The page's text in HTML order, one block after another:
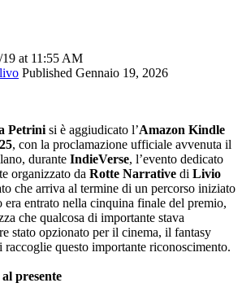
at 11:55 AM
Published Gennaio 19, 2026
Petrini si è aggiudicato l’Amazon Kindle
, con la proclamazione ufficiale avvenuta il
durante IndieVerse, l’evento dedicato
organizzato da Rotte Narrative di Livio
che arriva al termine di un percorso iniziato
entrato nella cinquina finale del premio,
che qualcosa di importante stava
stato opzionato per il cinema, il fantasy
raccoglie questo importante riconoscimento.
presente